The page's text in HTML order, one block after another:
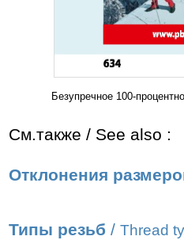
Безупречное 100-
См.также / See also :
Отклонения
Типы резьб / Thread